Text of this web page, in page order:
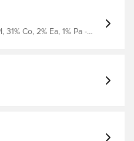
svangstøtte.
Co, 2% Ea, 1% Pa -